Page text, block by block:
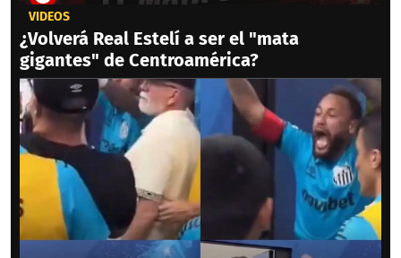
VIDEOS
¿Volverá Real Estelí a ser el "mata
gigantes" de Centroamérica?